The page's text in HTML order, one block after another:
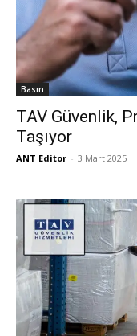
Basın
TAV Güvenlik,
Taşıyor
ANT Editor - 3 Mart 2025